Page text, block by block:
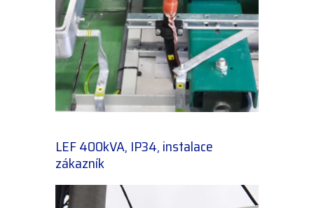
LEF 400kVA, IP34, instalace
zákazník